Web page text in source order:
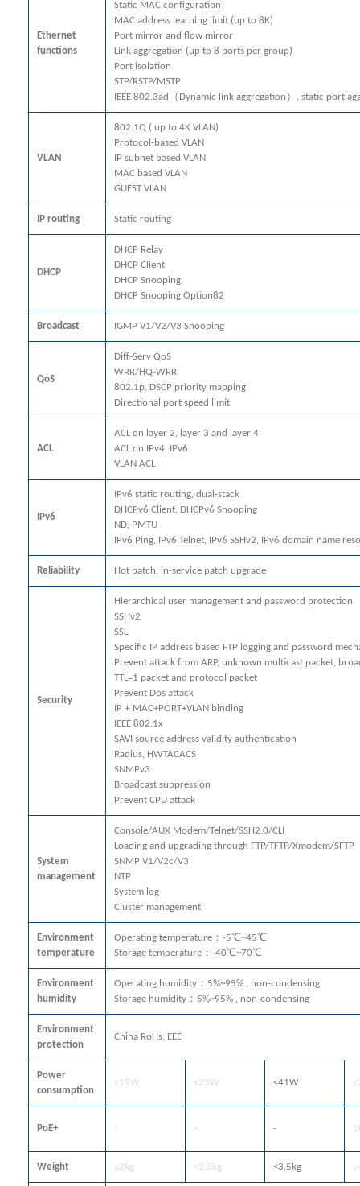
Ethernet
functions
Static MAC configuration
MAC address learning limit (up to 8K)
Port mirror and flow mirror
Link aggregation (up to 8 ports per group)
Port isolation
STP/RSTP/MSTP
IEEE 802.3ad（Dynamic link aggregation）, static port
VLAN
802.1Q ( up to 4K VLAN)
Protocol-based VLAN
IP subnet based VLAN
MAC based VLAN
GUEST VLAN
IP routing Static routing
DHCP
DHCP Relay
DHCP Client
DHCP Snooping
DHCP Snooping Option82
Broadcast IGMP V1/V2/V3 Snooping
QoS
Diff-Serv QoS
WRR/HQ-WRR
802.1p, DSCP priority mapping
Directional port speed limit
ACL
ACL on layer 2, layer 3 and layer 4
ACL on IPv4, IPv6
VLAN ACL
IPv6
IPv6 static routing, dual-stack
DHCPv6 Client, DHCPv6 Snooping
ND, PMTU
IPv6 Ping, IPv6 Telnet, IPv6 SSHv2, IPv6 domain name
Reliability Hot patch, in-service patch upgrade
Security
Hierarchical user management and password protection
SSHv2
SSL
Specific IP address based FTP logging and password
Prevent attack from ARP, unknown multicast packet,
TTL=1 packet and protocol packet
Prevent Dos attack
IP＋MAC+PORT+VLAN binding
IEEE 802.1x
SAVI source address validity authentication
Radius, HWTACACS
SNMPv3
Broadcast suppression
Prevent CPU attack
System
management
Console/AUX Modem/Telnet/SSH2.0/CLI
Loading and upgrading through FTP/TFTP/Xmodem/SFTP
SNMP V1/V2c/V3
NTP
System log
Cluster management
Environment
temperature
Operating temperature：-5℃~45℃
Storage temperature：-40℃~70℃
Environment
humidity
Operating humidity：5%~95% , non-condensing
Storage humidity：5%~95% , non-condensing
Environment
protection
China RoHs, EEE
Power
consumption
≤19W ≤23W ≤41W
PoE+ - - -
Weight ≤2kg <2.5kg <3.5kg